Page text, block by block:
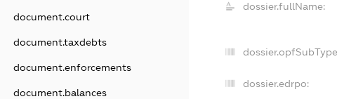
document.court
document.taxdebts
document.enforcements
document.balances
dossier.fullName:
dossier.edrpo: